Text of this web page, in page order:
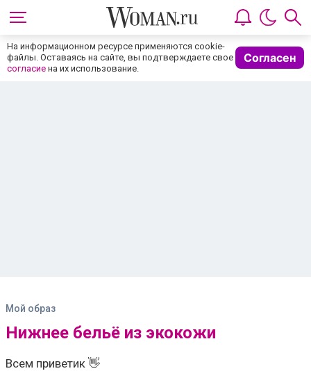
На информационном ресурсе применяются cookie-
файлы. Оставаясь на сайте, вы подтверждаете свое
согласие на их использование.
Согласен
Мой образ
Нижнее бельё из экокожи
Всем приветик 👋